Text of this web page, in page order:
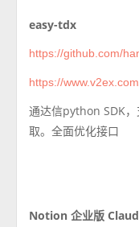
easy-tdx
https://github.com/
https://
通达信python SDK
取。全面优化接口
Notion 企业版